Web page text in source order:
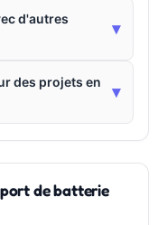
d'autres
▾
des projets en
▾
de batterie